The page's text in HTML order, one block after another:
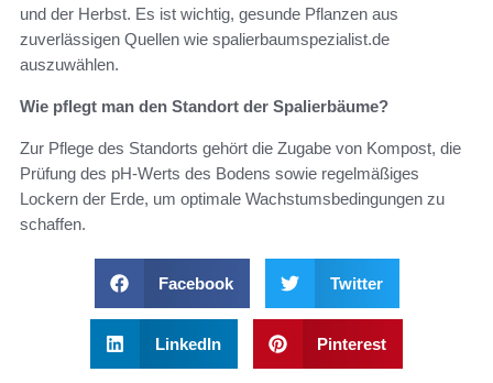
und der Herbst. Es ist wichtig, gesunde Pflanzen aus
zuverlässigen Quellen wie spalierbaumspezialist.de
auszuwählen.
Wie pflegt man den Standort der Spalierbäume?
Zur Pflege des Standorts gehört die Zugabe von Kompost, die
Prüfung des pH-Werts des Bodens sowie regelmäßiges
Lockern der Erde, um optimale Wachstumsbedingungen zu
schaffen.
Facebook Twitter
LinkedIn Pinterest